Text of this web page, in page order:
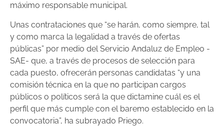
máximo responsable municipal.
Unas contrataciones que “se harán, como siempre, tal
y como marca la legalidad a través de ofertas
públicas” por medio del Servicio Andaluz de Empleo -
SAE- que, a través de procesos de selección para
cada puesto, ofrecerán personas candidatas “y una
comisión técnica en la que no participan cargos
públicos o políticos será la que dictamine cuál es el
perfil que más cumple con el baremo establecido en la
convocatoria”, ha subrayado Priego.